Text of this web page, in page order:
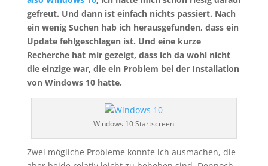
gefreut. Und dann ist einfach nichts passiert. Nach
ein wenig Suchen hab ich herausgefunden, dass ein
Update fehlgeschlagen ist. Und eine kurze
Recherche hat mir gezeigt, dass ich da wohl nicht
die einzige war, die ein Problem bei der Installation
von Windows 10 hatte.
Windows 10 Startscreen
Zwei mögliche Probleme konnte ich ausmachen, die